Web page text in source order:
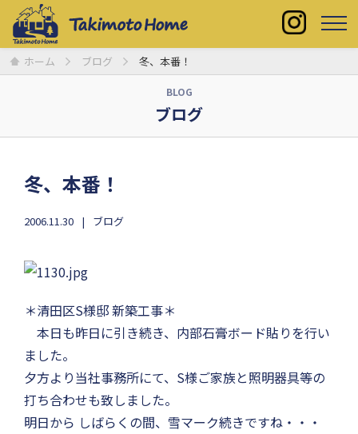
ホーム ブログ 冬、本番！
BLOG
ブログ
冬、本番！
2006.11.30 ブログ
＊清田区S様邸 新築工事＊
本日も昨日に引き続き、内部石膏ボード貼りを行い
ました。
夕方より当社事務所にて、S様ご家族と照明器具等の
打ち合わせも致しました。
明日から しばらくの間、雪マーク続きですね・・・